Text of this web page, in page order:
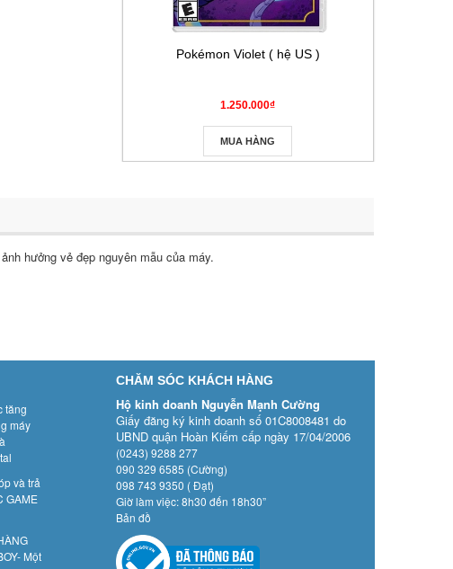
Pokémon Violet ( hệ US )
1.250.000₫
MUA HÀNG
hưởng vẻ đẹp nguyên mẫu của máy.
tăng
máy
và trả
GAME
Một
CHĂM SÓC KHÁCH HÀNG
Hộ kinh doanh Nguyễn Mạnh Cường
Giấy đăng ký kinh doanh số 01C8008481 do
UBND quận Hoàn Kiếm cấp ngày 17/04/2006
(0243) 9288 277
090 329 6585 (Cường)
098 743 9350 ( Đạt)
Giờ làm việc: 8h30 đến 18h30”
Bản đồ